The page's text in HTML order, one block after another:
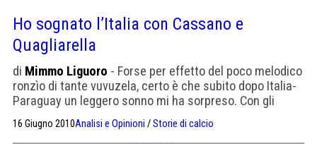
Ho sognato l’Italia con Cassano e
Quagliarella
di Mimmo Liguoro - Forse per effetto del poco melodico
ronzìo di tante vuvuzela, certo è che subito dopo Italia-
Paraguay un leggero sonno mi ha sorpreso. Con gli
quella appena finita. Un’altra, del tutto immaginaria
16 Giugno 2010Analisi e Opinioni /Storie di calcio